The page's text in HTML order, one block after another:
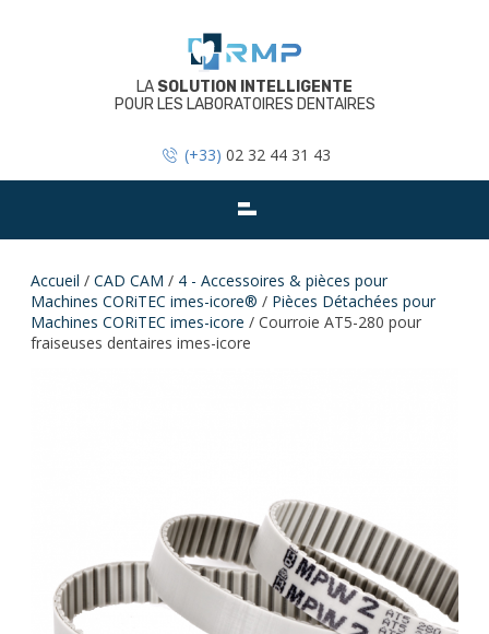
LA SOLUTION INTELLIGENTE
POUR LES LABORATOIRES DENTAIRES
(+33) 02 32 44 31 43
Accueil / CAD CAM / 4 - Accessoires & pièces pour
Machines CORiTEC imes-icore® / Pièces Détachées pour
Machines CORiTEC imes-icore / Courroie AT5-280 pour
fraiseuses dentaires imes-icore